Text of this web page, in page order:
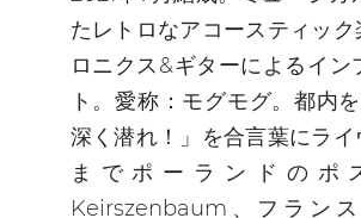
たレトロなアコースティッ
ロニクス&ギターによるイ
ト。愛称：モグモグ。都内
深く潜れ！」を合言葉にラ
までポーランドのポ
Keirszenbaum、フラン